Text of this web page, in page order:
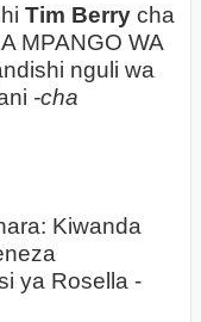
Tim Berry cha
MPANGO WA
nguli wa
-cha
Kiwanda
ya Rosella -